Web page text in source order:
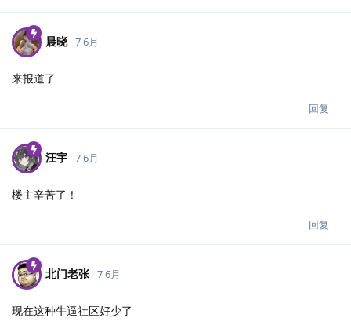
晨晓 7 6月
来报道了
回复
汪宇 7 6月
楼主辛苦了！
回复
北门老张 7 6月
现在这种牛逼社区好少了